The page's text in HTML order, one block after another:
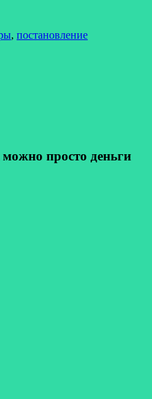
, постановление
просто деньги